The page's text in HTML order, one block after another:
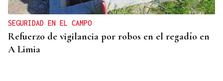
SEGURIDAD EN EL CAMPO
Refuerzo de vigilancia por robos en el regadío en
A Limia